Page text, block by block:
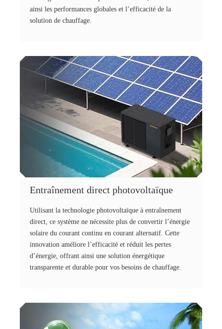
ainsi les performances globales et l’efficacité de la
solution de chauffage.
Entraînement direct photovoltaïque
Utilisant la technologie photovoltaïque à entraînement
direct, ce système ne nécessite plus de convertir l’énergie
solaire du courant continu en courant alternatif. Cette
innovation améliore l’efficacité et réduit les pertes
d’énergie, offrant ainsi une solution énergétique
transparente et durable pour vos besoins de chauffage.